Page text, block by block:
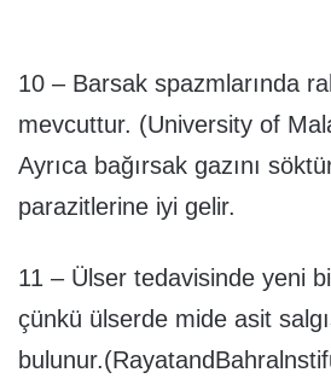
10 – Barsak spazmlarında
mevcuttur. (University of
Ayrıca bağırsak gazını
parazitlerine iyi gelir.
11 – Ülser tedavisinde yeni
çünkü ülserde mide asit